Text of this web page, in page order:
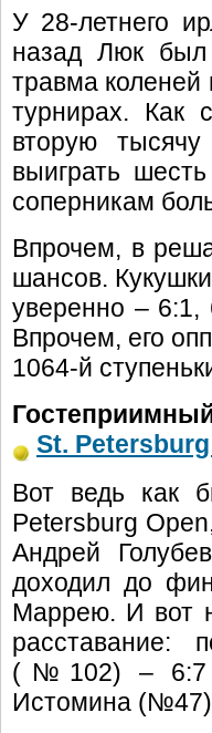
У 28-летнего
назад Люк был
травма коленей
турнирах. Как
вторую
выиграть
соперникам
Впрочем, в
шансов.
уверенно – 6:1,
Впрочем, его
1064-й
St.
Вот ведь как
Petersburg
Андрей
доходил до
Маррею. И вот
(№102) – 6:7
Истомина (№47)